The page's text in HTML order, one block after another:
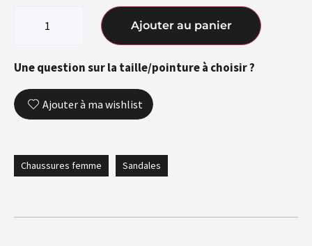
Ajouter au panier
Une question sur la taille/pointure à choisir ?
Ajouter à ma wishlist
Chaussures femme Sandales